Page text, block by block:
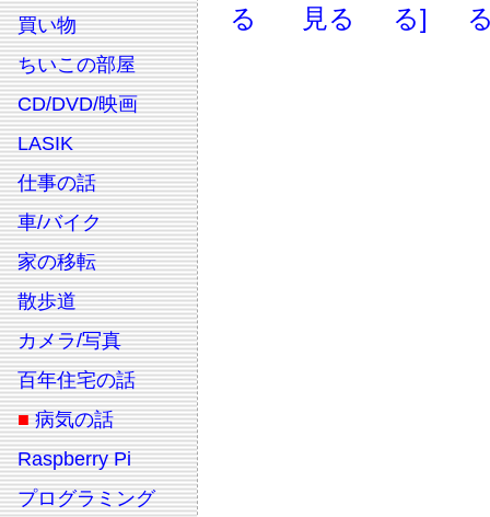
買い物
ちいこの部屋
CD/DVD/映画
LASIK
仕事の話
車/バイク
家の移転
散歩道
カメラ/写真
百年住宅の話
■ 病気の話
Raspberry Pi
プログラミング
る
見る
る]